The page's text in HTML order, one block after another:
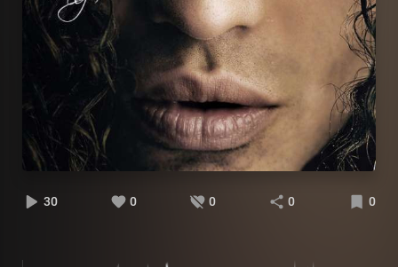
30 0 0 0 0